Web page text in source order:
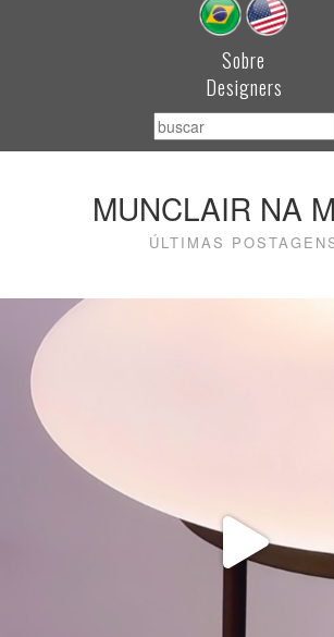
Sobre
Designers
MUNCLAIR NA
ÚLTIMAS